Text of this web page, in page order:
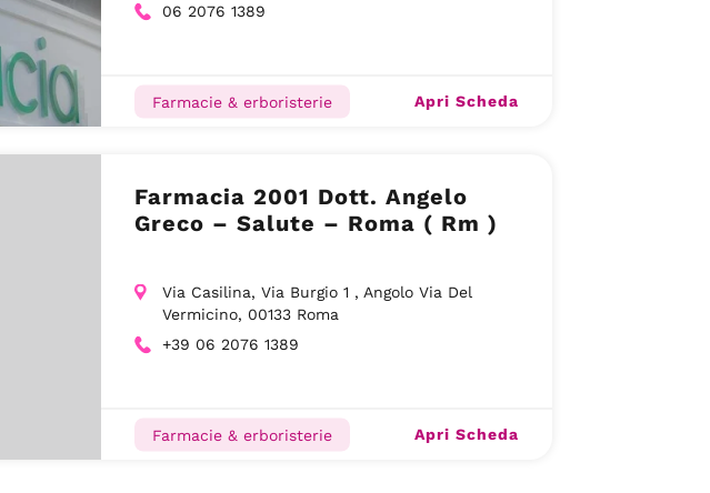
06 2076 1389
Farmacie & erboristerie Apri Scheda
Farmacia 2001 Dott. Angelo
Greco – Salute – Roma ( Rm )
Via Casilina, Via Burgio 1 , Angolo Via Del
Vermicino, 00133 Roma
+39 06 2076 1389
Farmacie & erboristerie Apri Scheda